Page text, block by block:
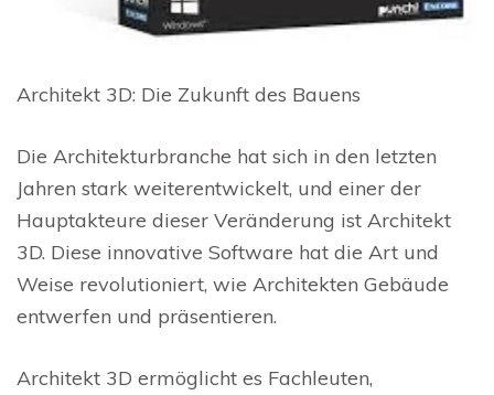
Architekt 3D: Die Zukunft des Bauens
Die Architekturbranche hat sich in den letzten
Jahren stark weiterentwickelt, und einer der
Hauptakteure dieser Veränderung ist Architekt
3D. Diese innovative Software hat die Art und
Weise revolutioniert, wie Architekten Gebäude
entwerfen und präsentieren.
Architekt 3D ermöglicht es Fachleuten,